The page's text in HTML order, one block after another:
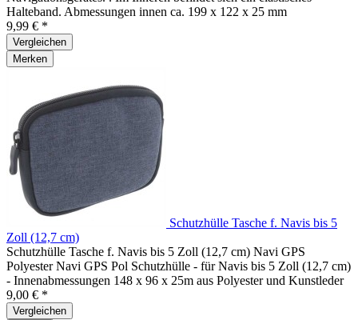
Halteband. Abmessungen innen ca. 199 x 122 x 25 mm
9,99 € *
Vergleichen
Merken
Schutzhülle Tasche f. Navis bis 5
Zoll (12,7 cm)
Schutzhülle Tasche f. Navis bis 5 Zoll (12,7 cm) Navi GPS
Polyester Navi GPS Pol Schutzhülle - für Navis bis 5 Zoll (12,7 cm)
- Innenabmessungen 148 x 96 x 25m aus Polyester und Kunstleder
9,00 € *
Vergleichen